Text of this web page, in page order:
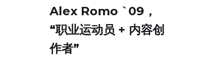
Alex Romo `09，
“职业运动员 + 内容创
作者”